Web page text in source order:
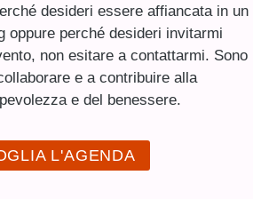
desideri essere affiancata in un
oppure perché desideri invitarmi
non esitare a contattarmi. Sono
e a contribuire alla
e del benessere.
L'AGENDA